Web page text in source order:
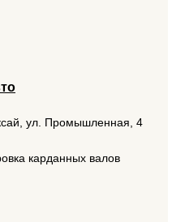
ул. Промышленная, 4
карданных валов